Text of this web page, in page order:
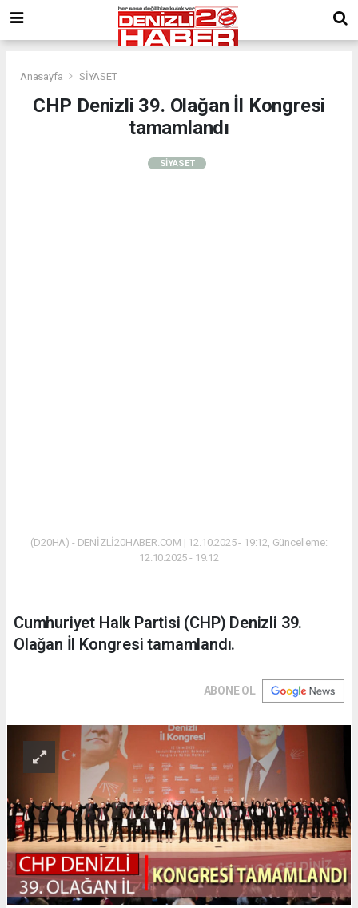
Anasayfa SİYASET
CHP Denizli 39. Olağan İl Kongresi
tamamlandı
SİYASET
(D20HA) - DENİZLİ20HABER.COM | 12.10.2025 - 19:12, Güncelleme:
12.10.2025 - 19:12
Cumhuriyet Halk Partisi (CHP) Denizli 39.
Olağan İl Kongresi tamamlandı.
ABONE OL